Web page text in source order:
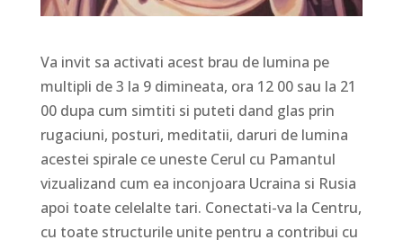
Va invit sa activati acest brau de lumina pe
multipli de 3 la 9 dimineata, ora 12 00 sau la 21
00 dupa cum simtiti si puteti dand glas prin
rugaciuni, posturi, meditatii, daruri de lumina
acestei spirale ce uneste Cerul cu Pamantul
vizualizand cum ea inconjoara Ucraina si Rusia
apoi toate celelalte tari. Conectati-va la Centru,
cu toate structurile unite pentru a contribui cu